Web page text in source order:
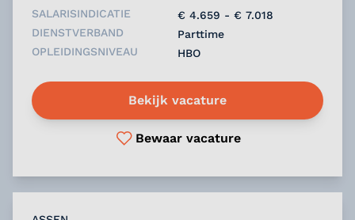
SALARISINDICATIE
€ 4.659 - € 7.018
DIENSTVERBAND
Parttime
OPLEIDINGSNIVEAU
HBO
Bekijk vacature
Bewaar vacature